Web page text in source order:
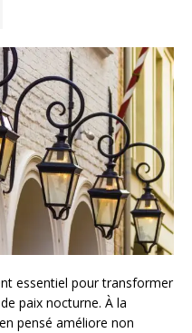
essentiel pour transformer
paix nocturne. À la
pensé améliore non